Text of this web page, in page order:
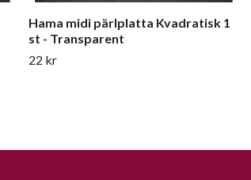
Hama midi pärlplatta Kvadratisk 1
st - Transparent
22 kr